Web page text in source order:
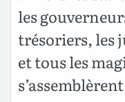
les
trésoriers, les
et tous les